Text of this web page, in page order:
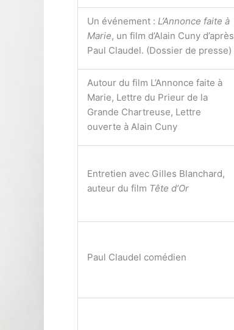
Un événement : L’Annonce faite à
Marie, un film d’Alain Cuny d’après
Paul Claudel. (Dossier de presse)
Autour du film L’Annonce faite à
Marie, Lettre du Prieur de la
Grande Chartreuse, Lettre
ouverte à Alain Cuny
Entretien avec Gilles Blanchard,
auteur du film Tête d’Or
Paul Claudel comédien